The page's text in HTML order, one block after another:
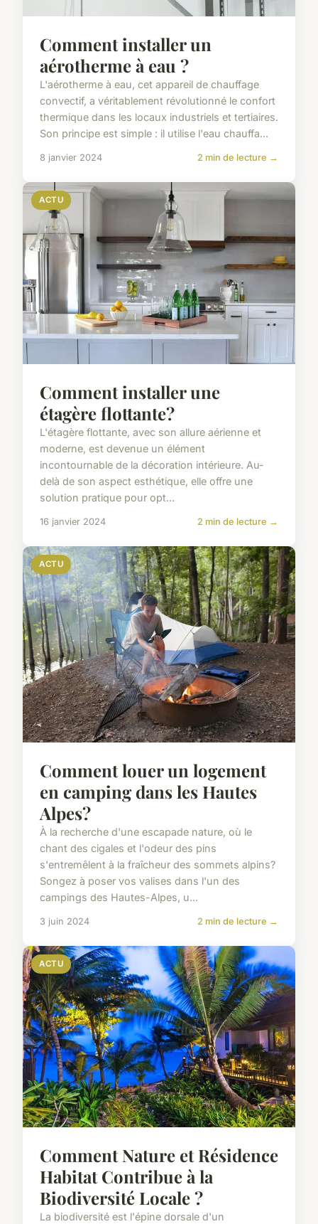
Comment installer un
aérotherme à eau ?
L'aérotherme à eau, cet appareil de chauffage
convectif, a véritablement révolutionné le confort
thermique dans les locaux industriels et tertiaires.
Son principe est simple : il utilise l'eau chauffa...
8 janvier 2024 2 min de lecture →
ACTU
Comment installer une
étagère flottante?
L'étagère flottante, avec son allure aérienne et
moderne, est devenue un élément
incontournable de la décoration intérieure. Au-
delà de son aspect esthétique, elle offre une
solution pratique pour opt...
16 janvier 2024 2 min de lecture →
ACTU
Comment louer un logement
en camping dans les Hautes
Alpes?
À la recherche d'une escapade nature, où le
chant des cigales et l'odeur des pins
s'entremêlent à la fraîcheur des sommets alpins?
Songez à poser vos valises dans l'un des
campings des Hautes-Alpes, u...
3 juin 2024 2 min de lecture →
ACTU
Comment Nature et Résidence
Habitat Contribue à la
Biodiversité Locale ?
La biodiversité est l'épine dorsale d'un